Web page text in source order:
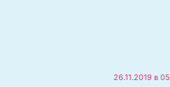
26.11.2019 в